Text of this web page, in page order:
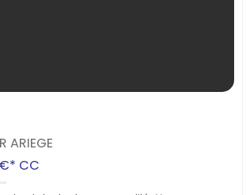
ARIEGE
CC